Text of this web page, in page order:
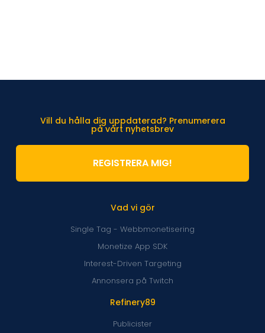
Refinery89
Publicister
Vad vi gör
Single Tag - Webbmonetisering
Monetize App SDK
Interest-Driven Targeting
Annonsera på Twitch
Vill du hålla dig uppdaterad? Prenumerera
på vårt nyhetsbrev
REGISTRERA MIG!